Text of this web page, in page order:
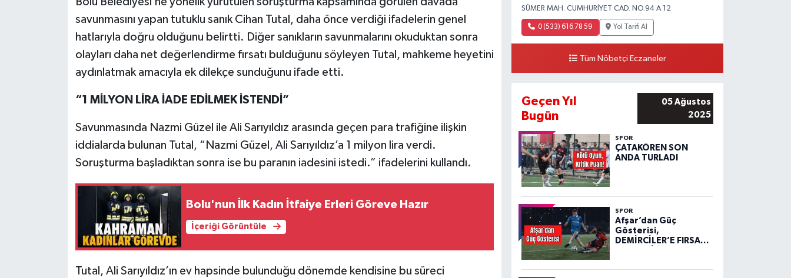
savunmasını yapan tutuklu sanık Cihan Tutal, daha önce verdiği ifadelerin genel
hatlarıyla doğru olduğunu belirtti. Diğer sanıkların savunmalarını okuduktan sonra
olayları daha net değerlendirme fırsatı bulduğunu söyleyen Tutal, mahkeme heyetini
aydınlatmak amacıyla ek dilekçe sunduğunu ifade etti.
“1 MİLYON LİRA İADE EDİLMEK İSTENDİ”
Savunmasında Nazmi Güzel ile Ali Sarıyıldız arasında geçen para trafiğine ilişkin
iddialarda bulunan Tutal, “Nazmi Güzel, Ali Sarıyıldız’a 1 milyon lira verdi.
Soruşturma başladıktan sonra ise bu paranın iadesini istedi.” ifadelerini kullandı.
Bolu'nun İlk Kadın İtfaiye Erleri Göreve Hazır
İçeriği Görüntüle
Tutal, Ali Sarıyıldız’ın ev hapsinde bulunduğu dönemde kendisine bu süreci
SÜMER MAH. CUMHURİYET CAD. NO.94 A 12
0 (533) 616 78 59 Yol Tarifi Al
Tüm Nöbetçi Eczaneler
Geçen Yıl
Bugün
05 Ağustos
2025
SPOR
ÇATAKÖREN SON
ANDA TURLADI
SPOR
Afşar’dan Güç
Gösterisi,
DEMİRCİLER’E FIRSAT